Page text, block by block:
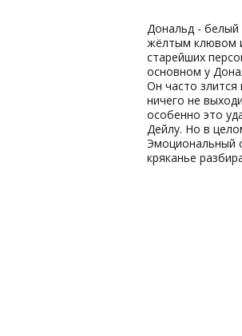
Дональд -
жёлтым клювом
старейших
основном у
Он часто злится
ничего не
особенно это
Дейлу. Но в
Эмоциональный
кряканье